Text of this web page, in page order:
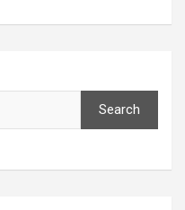
k T
Search